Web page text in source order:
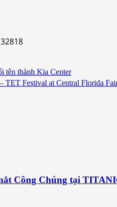
tên thành Kia Center
Festival at Central Florida
Công Chúng tại